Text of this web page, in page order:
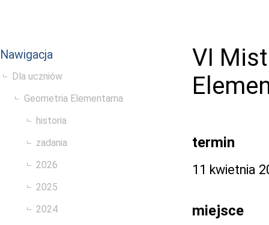
Nawigacja
Dla uczniów
Geometria Elementarna
historia
zadania
2026
2025
2024
VI
termin
11 kwietnia
miejsce